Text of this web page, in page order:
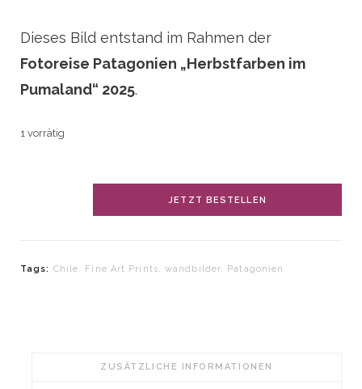
Dieses Bild entstand im Rahmen der
Fotoreise Patagonien „Herbstfarben im
Pumaland“ 2025.
1 vorrätig
Sound
JETZT BESTELLEN
Tags: Chile, Fine Art Prints,wandbilder, Patagonien
ZUSÄTZLICHE INFORMATIONEN